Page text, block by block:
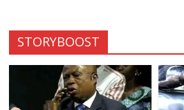
STORYBOOST